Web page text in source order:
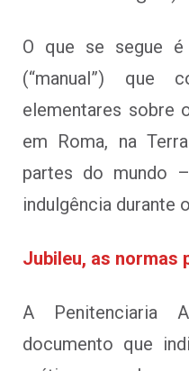
O que se segue
(“manual”) que
elementares sobre
em Roma, na
partes do mundo
indulgência durante
Jubileu, as normas
A Penitenciaria
documento que